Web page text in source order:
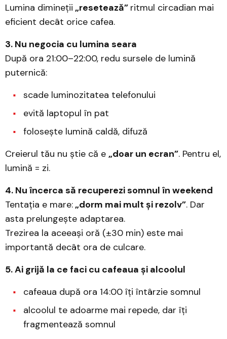
Lumina dimineții „resetează” ritmul circadian mai
eficient decât orice cafea.
3. Nu negocia cu lumina seara
După ora 21:00–22:00, redu sursele de lumină
puternică:
scade luminozitatea telefonului
evită laptopul în pat
folosește lumină caldă, difuză
Creierul tău nu știe că e „doar un ecran”. Pentru el,
lumină = zi.
4. Nu încerca să recuperezi somnul în weekend
Tentația e mare:„dorm mai mult și rezolv”. Dar
asta prelungește adaptarea.
Trezirea la aceeași oră (±30 min) este mai
importantă decât ora de culcare.
5. Ai grijă la ce faci cu cafeaua și alcoolul
cafeaua după ora 14:00 îți întârzie somnul
alcoolul te adoarme mai repede, dar îți
fragmentează somnul